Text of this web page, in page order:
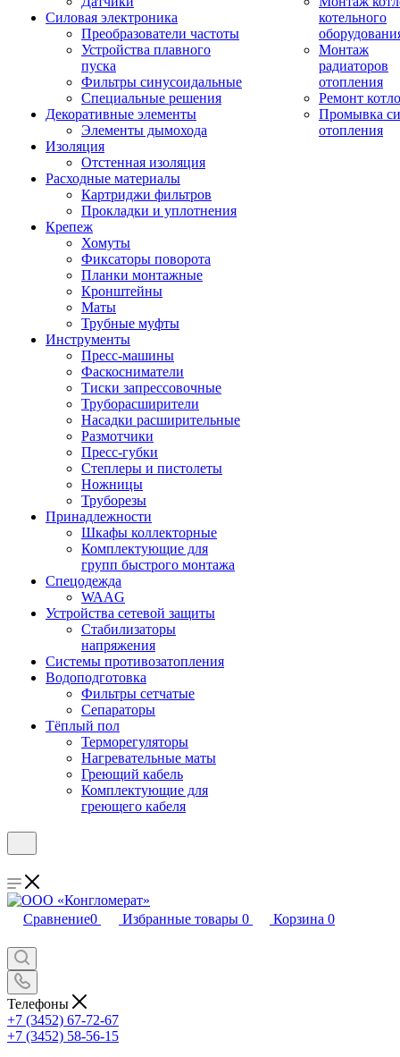
Силовая электроника
Преобразователи частоты
Устройства плавного
пуска
Фильтры синусоидальные
Специальные решения
Декоративные элементы
Элементы дымохода
Изоляция
Отстенная изоляция
Расходные материалы
Картриджи фильтров
Прокладки и уплотнения
Крепеж
Хомуты
Фиксаторы поворота
Планки монтажные
Кронштейны
Маты
Трубные муфты
Инструменты
Пресс-машины
Фаскосниматели
Тиски запрессовочные
Труборасширители
Насадки расширительные
Размотчики
Пресс-губки
Степлеры и пистолеты
Ножницы
Труборезы
Принадлежности
Шкафы коллекторные
Комплектующие для
групп быстрого монтажа
Спецодежда
WAAG
Устройства сетевой защиты
Стабилизаторы
напряжения
Системы противозатопления
Водоподготовка
Фильтры сетчатые
Сепараторы
Тёплый пол
Терморегуляторы
Нагревательные маты
Греющий кабель
Комплектующие для
греющего кабеля
котельного
Монтаж
радиаторов
отопления
Ремонт
Промывка
отопления
Сравнение0 Избранные товары 0 Корзина 0
Телефоны
+7 (3452) 67-72-67
+7 (3452) 58-56-15